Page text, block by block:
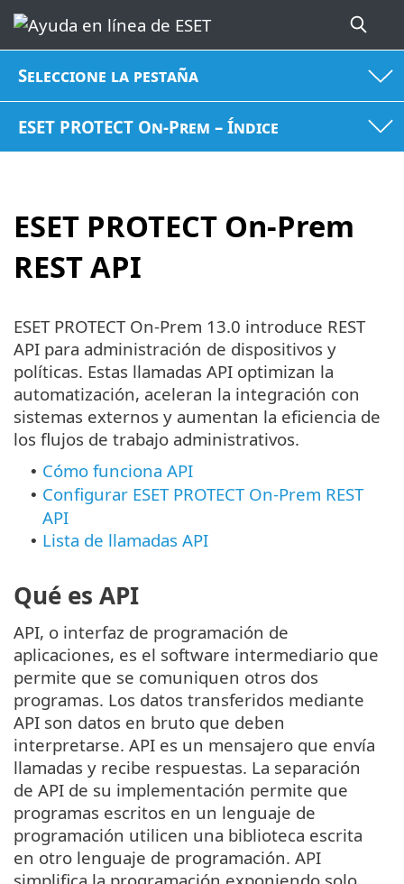
Seleccione la pestaña
ESET PROTECT On-Prem – Índice
ESET PROTECT On-Prem
REST API
ESET PROTECT On-Prem 13.0 introduce REST
API para administración de dispositivos y
políticas. Estas llamadas API optimizan la
automatización, aceleran la integración con
sistemas externos y aumentan la eficiencia de
los flujos de trabajo administrativos.
• Cómo funciona API
• Configurar ESET PROTECT On-Prem REST
API
• Lista de llamadas API
Qué es API
API, o interfaz de programación de
aplicaciones, es el software intermediario que
permite que se comuniquen otros dos
programas. Los datos transferidos mediante
API son datos en bruto que deben
interpretarse. API es un mensajero que envía
llamadas y recibe respuestas. La separación
de API de su implementación permite que
programas escritos en un lenguaje de
programación utilicen una biblioteca escrita
en otro lenguaje de programación. API